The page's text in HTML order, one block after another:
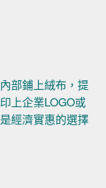
部鋪上絨布，提
上企業LOGO或
經濟實惠的選擇